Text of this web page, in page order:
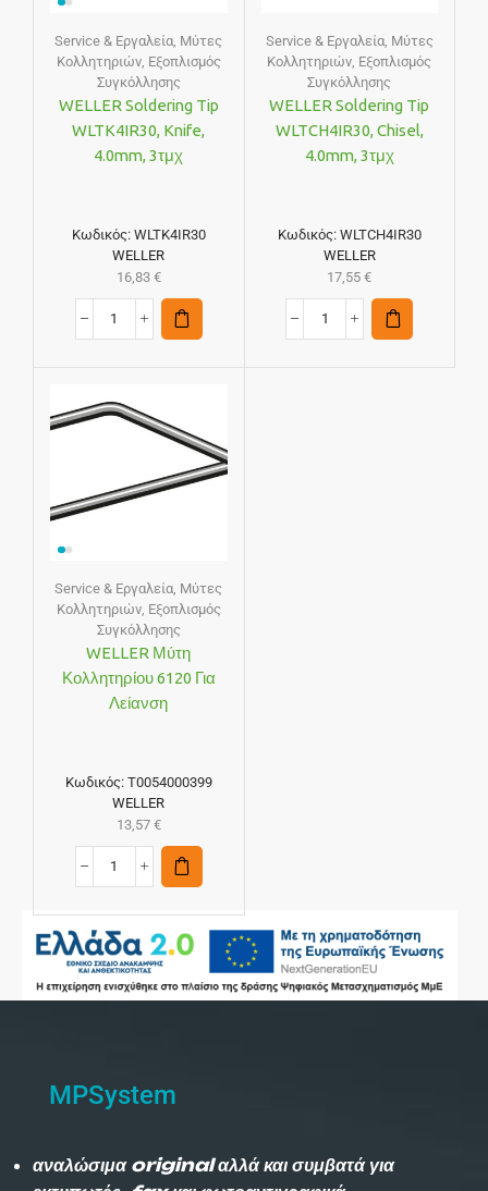
Service & Εργαλεία, Μύτες
Κολλητηριών, Εξοπλισμός
Συγκόλλησης
WELLER Soldering Tip
WLTK4IR30, Knife,
4.0mm, 3τμχ
Κωδικός: WLTK4IR30
WELLER
16,83 €
Service & Εργαλεία, Μύτες
Κολλητηριών, Εξοπλισμός
Συγκόλλησης
WELLER Soldering Tip
WLTCH4IR30, Chisel,
4.0mm, 3τμχ
Κωδικός: WLTCH4IR30
WELLER
17,55€
Service & Εργαλεία, Μύτες
Κολλητηριών, Εξοπλισμός
Συγκόλλησης
WELLER Μύτη
Κολλητηρίου 6120 Για
Λείανση
Κωδικός: T0054000399
WELLER
13,57 €
MPSystem
αναλώσιμα original αλλά και συμβατά για